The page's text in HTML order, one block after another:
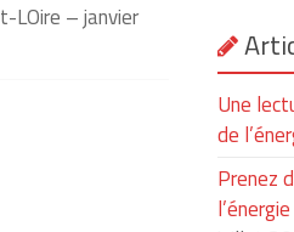
LOire – janvier
Une
de
Prenez